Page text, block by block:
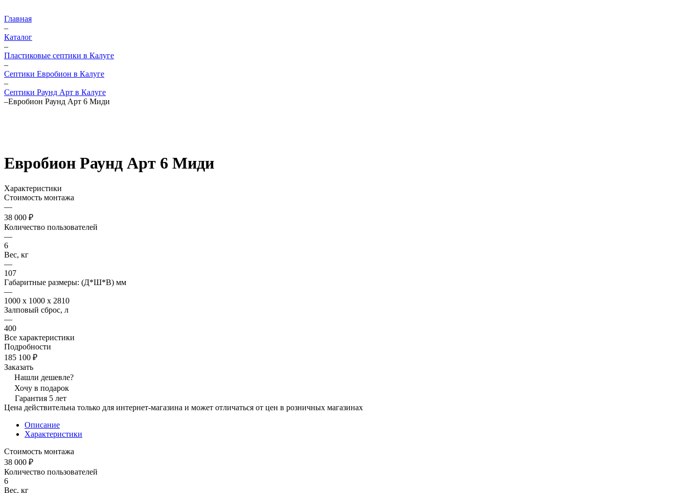
Главная
–
Каталог
–
Пластиковые септики в Калуге
–
Септики Евробион в Калуге
–
Септики Раунд Арт в Калуге
–Евробион Раунд Арт 6 Миди
Евробион Раунд Арт 6 Миди
Характеристики
Стоимость монтажа
—
38 000 ₽
Количество пользователей
—
6
Вес, кг
—
107
Габаритные размеры: (Д*Ш*В) мм
—
1000 x 1000 x 2810
Залповый сброс, л
—
400
Все характеристики
Подробности
185 100 ₽
Заказать
Нашли дешевле?
Хочу в подарок
Гарантия 5 лет
Цена действительна только для интернет-магазина и может отличаться от цен в розничных магазинах
Описание
Характеристики
Стоимость монтажа
38 000 ₽
Количество пользователей
6
Вес, кг